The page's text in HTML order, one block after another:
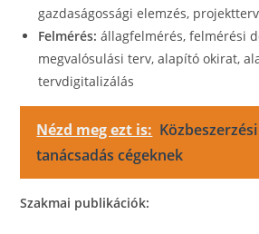
gazdaságossági elemzés,
Felmérés: állagfelmérés, felmérési
megvalósulási terv, alapító okirat,
tervdigitalizálás
Nézd meg ezt is: Közbeszerzési
tanácsadás cégeknek
Szakmai publikációk: